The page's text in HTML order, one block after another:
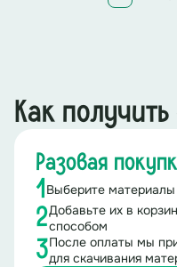
Как
Разовая
1 Выберите
2Добавьте их в
способом
3После оплаты мы
для скачивания